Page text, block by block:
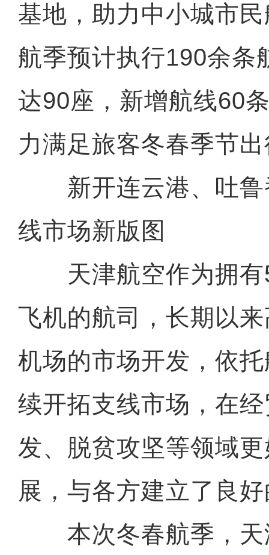
基地，助力中小城市
航季预计执行190余条
达90座，新增航线60
力满足旅客冬春季节
新开连云港、吐鲁
线市场新版图
天津航空作为拥有
飞机的航司，长期以
机场的市场开发，依
续开拓支线市场，在
发、脱贫攻坚等领域
展，与各方建立了良
本次冬春航季，天